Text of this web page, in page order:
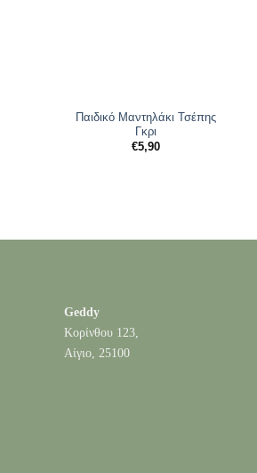
Παιδικό Μαντηλάκι Τσέπης
Γκρι
€5,90
Geddy
Κορίνθου 123,
Αίγιο, 25100